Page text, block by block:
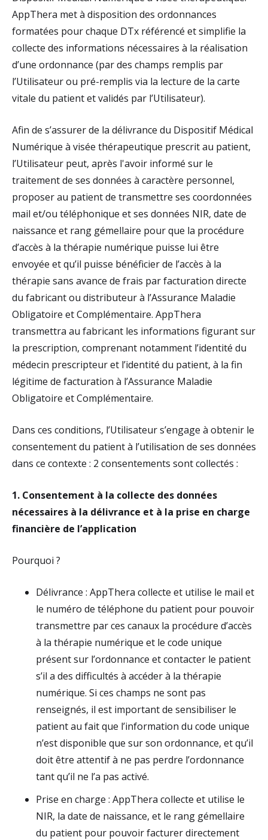
AppThera met à disposition des ordonnances
formatées pour chaque DTx référencé et simplifie la
collecte des informations nécessaires à la réalisation
d’une ordonnance (par des champs remplis par
l’Utilisateur ou pré-remplis via la lecture de la carte
vitale du patient et validés par l’Utilisateur).
Afin de s’assurer de la délivrance du Dispositif Médical
Numérique à visée thérapeutique prescrit au patient,
l’Utilisateur peut, après l'avoir informé sur le
traitement de ses données à caractère personnel,
proposer au patient de transmettre ses coordonnées
mail et/ou téléphonique et ses données NIR, date de
naissance et rang gémellaire pour que la procédure
d’accès à la thérapie numérique puisse lui être
envoyée et qu’il puisse bénéficier de l’accès à la
thérapie sans avance de frais par facturation directe
du fabricant ou distributeur à l’Assurance Maladie
Obligatoire et Complémentaire. AppThera
transmettra au fabricant les informations figurant sur
la prescription, comprenant notamment l’identité du
médecin prescripteur et l’identité du patient, à la fin
légitime de facturation à l’Assurance Maladie
Obligatoire et Complémentaire.
Dans ces conditions, l’Utilisateur s’engage à obtenir le
consentement du patient à l’utilisation de ses données
dans ce contexte : 2 consentements sont collectés :
1. Consentement à la collecte des données
nécessaires à la délivrance et à la prise en charge
financière de l’application
Pourquoi ?
Délivrance : AppThera collecte et utilise le mail et
le numéro de téléphone du patient pour pouvoir
transmettre par ces canaux la procédure d’accès
à la thérapie numérique et le code unique
présent sur l’ordonnance et contacter le patient
s’il a des difficultés à accéder à la thérapie
numérique. Si ces champs ne sont pas
renseignés, il est important de sensibiliser le
patient au fait que l’information du code unique
n’est disponible que sur son ordonnance, et qu’il
doit être attentif à ne pas perdre l’ordonnance
tant qu’il ne l’a pas activé.
Prise en charge : AppThera collecte et utilise le
NIR, la date de naissance, et le rang gémellaire
du patient pour pouvoir facturer directement